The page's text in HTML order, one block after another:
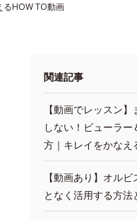
るHOW TO動画
関連記事
【動画でレッスン
しない！ビューラ
方｜キレイをかなえ
【動画あり】オル
となく活用する方法